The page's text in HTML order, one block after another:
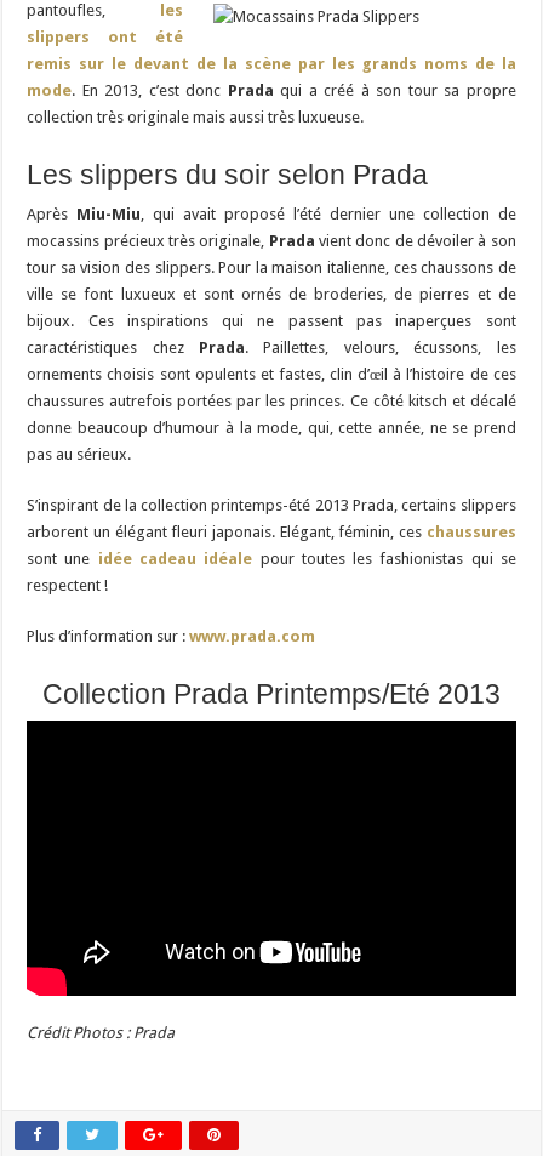
pantoufles,
les
slippers ont été
remis sur le devant de la scène par les grands noms de la
mode. En 2013, c’est donc Prada qui a créé à son tour sa propre
collection très originale mais aussi très luxueuse.
Les slippers du soir selon Prada
Après Miu-Miu, qui avait proposé l’été dernier une collection de
mocassins précieux très originale, Prada vient donc de dévoiler à son
tour sa vision des slippers. Pour la maison italienne, ces chaussons de
ville se font luxueux et sont ornés de broderies, de pierres et de
bijoux. Ces inspirations qui ne passent pas inaperçues sont
caractéristiques chez Prada. Paillettes, velours, écussons, les
ornements choisis sont opulents et fastes, clin d’œil à l’histoire de ces
chaussures autrefois portées par les princes. Ce côté kitsch et décalé
donne beaucoup d’humour à la mode, qui, cette année, ne se prend
pas au sérieux.
S’inspirant de la collection printemps-été 2013 Prada, certains slippers
arborent un élégant fleuri japonais. Elégant, féminin, ces chaussures
sont une idée cadeau idéale pour toutes les fashionistas qui se
respectent !
Plus d’information sur :www.prada.com
Collection Prada Printemps/Eté 2013
Crédit Photos : Prada